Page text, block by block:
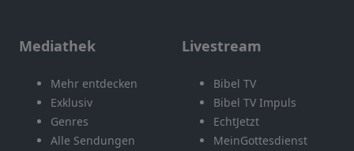
Mediathek
Mehr entdecken
Exklusiv
Genres
Alle Sendungen
Livestream
Bibel TV
Bibel TV Impuls
EchtJetzt
MeinGottesdienst